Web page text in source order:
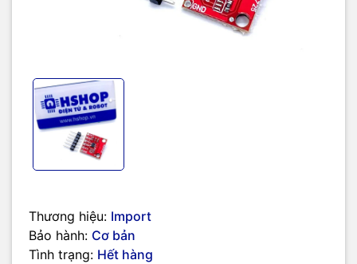
Thương hiệu: Import
Bảo hành: Cơ bản
Tình trạng: Hết hàng